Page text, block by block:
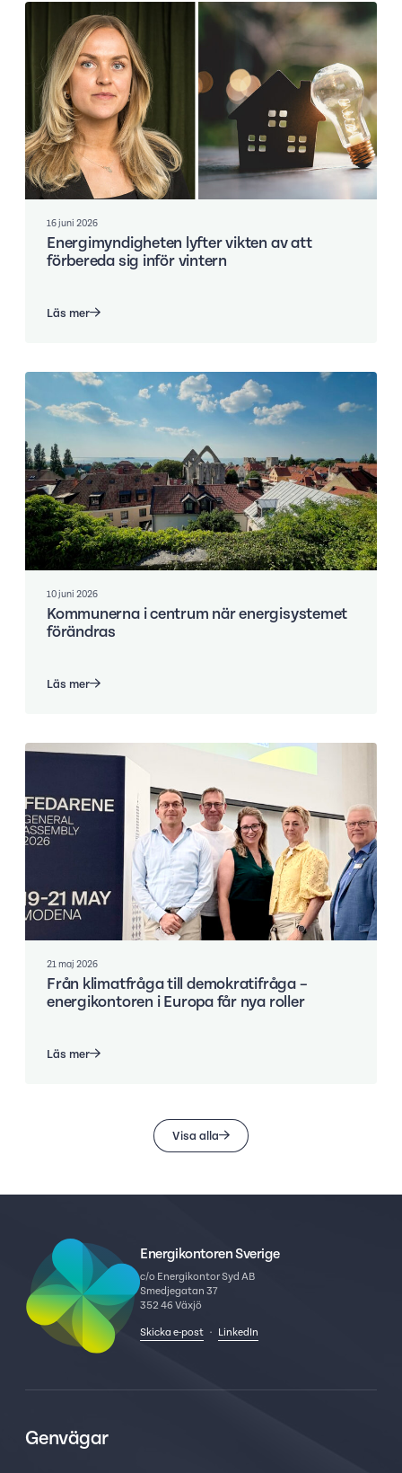
16 juni 2026
Energimyndigheten lyfter vikten av att
förbereda sig inför vintern
Läs mer
10 juni 2026
Kommunerna i centrum när energisystemet
förändras
Läs mer
21 maj 2026
Från klimatfråga till demokratifråga –
energikontoren i Europa får nya roller
Läs mer
Visa alla
Energikontoren Sverige
c/o Energikontor Syd AB
Smedjegatan 37
352 46 Växjö
Skicka e-post · LinkedIn
Genvägar